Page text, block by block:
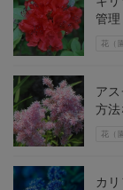
花（
管理
花（
ア
方法
カ